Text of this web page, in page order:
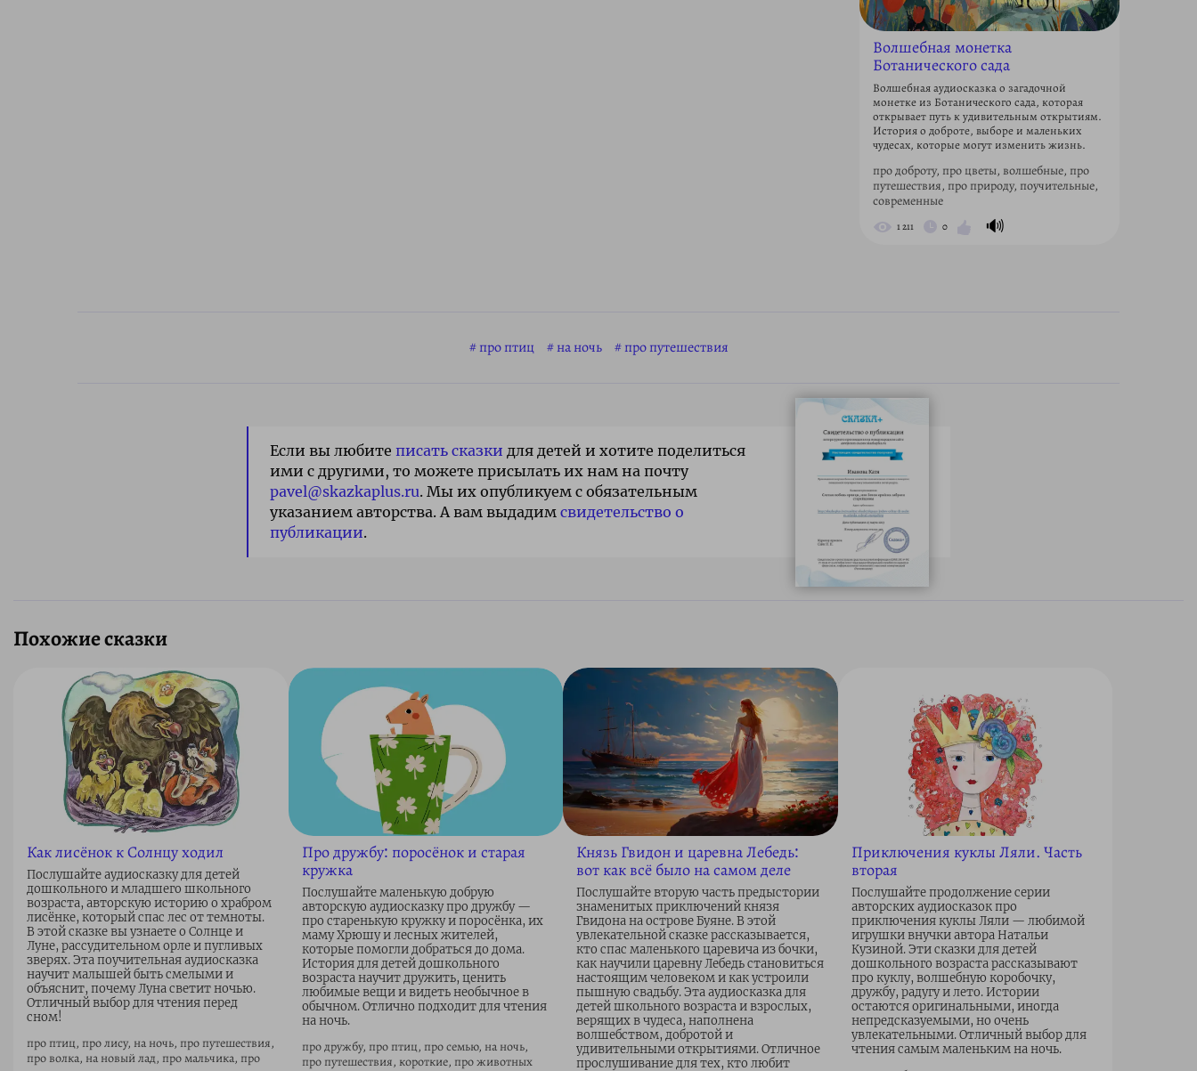
Волшебная монетка
Ботанического сада
Волшебная аудиосказка о загадочной
монетке из Ботанического сада, которая
открывает путь к удивительным открытиям.
История о доброте, выборе и маленьких
чудесах, которые могут изменить жизнь.
про доброту, про цветы, волшебные, про
путешествия, про природу, поучительные,
современные
1 211 0 🔊
про птиц на ночь про путешествия
Если вы любите писать сказки для детей и хотите поделиться
ими с другими, то можете присылать их нам на почту
pavel@skazkaplus.ru. Мы их опубликуем с обязательным
указанием авторства. А вам выдадим свидетельство о
публикации.
Похожие сказки
Как лисёнок к Солнцу ходил
Послушайте аудиосказку для детей
дошкольного и младшего школьного
возраста, авторскую историю о храбром
лисёнке, который спас лес от темноты.
В этой сказке вы узнаете о Солнце и
Луне, рассудительном орле и пугливых
зверях. Эта поучительная аудиосказка
научит малышей быть смелыми и
объяснит, почему Луна светит ночью.
Отличный выбор для чтения перед
сном!
про птиц, про лису, на ночь, про путешествия,
про волка, на новый лад, про мальчика, про
Про дружбу: поросёнок и старая
кружка
Послушайте маленькую добрую
авторскую аудиосказку про дружбу —
про старенькую кружку и поросёнка, их
маму Хрюшу и лесных жителей,
которые помогли добраться до дома.
История для детей дошкольного
возраста научит дружить, ценить
любимые вещи и видеть необычное в
обычном. Отлично подходит для чтения
на ночь.
про дружбу, про птиц, про семью, на ночь,
про путешествия, короткие, про животных
Князь Гвидон и царевна Лебедь:
вот как всё было на самом деле
Послушайте вторую часть предыстории
знаменитых приключений князя
Гвидона на острове Буяне. В этой
увлекательной сказке рассказывается,
кто спас маленького царевича из бочки,
как научили царевну Лебедь становиться
настоящим человеком и как устроили
пышную свадьбу. Эта аудиосказка для
детей школьного возраста и взрослых,
верящих в чудеса, наполнена
волшебством, добротой и
удивительными открытиями. Отличное
прослушивание для тех, кто любит
Приключения куклы Ляли. Часть
вторая
Послушайте продолжение серии
авторских аудиосказок про
приключения куклы Ляли — любимой
игрушки внучки автора Натальи
Кузиной. Эти сказки для детей
дошкольного возраста рассказывают
про куклу, волшебную коробочку,
дружбу, радугу и лето. Истории
остаются оригинальными, иногда
непредсказуемыми, но очень
увлекательными. Отличный выбор для
чтения самым маленьким на ночь.